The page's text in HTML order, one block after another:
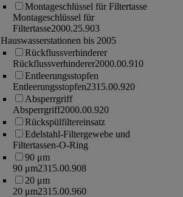
Montageschlüssel für Filtertasse
Montageschlüssel für
Filtertasse2000.25.903
Hauswasserstationen bis 2005
Rückflussverhinderer
Rückflussverhinderer2000.00.910
Entleerungsstopfen
Entleerungsstopfen2315.00.920
Absperrgriff
Absperrgriff2000.00.920
Rückspülfiltereinsatz
Edelstahl-Filtergewebe und
Filtertassen-O-Ring
90 μm
90 μm2315.00.908
20 μm
20 μm2315.00.960